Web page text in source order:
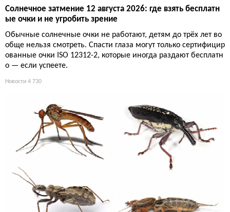
Солнечное затмение 12 августа 2026: где взять бесплатн
ые очки и не угробить зрение
Обычные солнечные очки не работают, детям до трёх лет во
обще нельзя смотреть. Спасти глаза могут только сертифицир
ованные очки ISO 12312-2, которые иногда раздают бесплатн
о — если успеете.
Новости 4 730